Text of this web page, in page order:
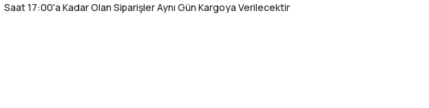
Saat 17:00'a Kadar Olan Siparişler Aynı Gün Kargoya Verilecektir